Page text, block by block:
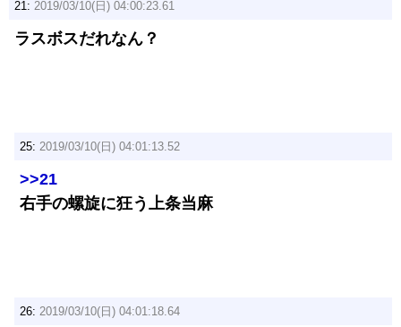
21: 2019/03/10(日) 04:00:23.61
ラスボスだれなん？
25: 2019/03/10(日) 04:01:13.52
>>21
右手の螺旋に狂う上条当麻
26: 2019/03/10(日) 04:01:18.64